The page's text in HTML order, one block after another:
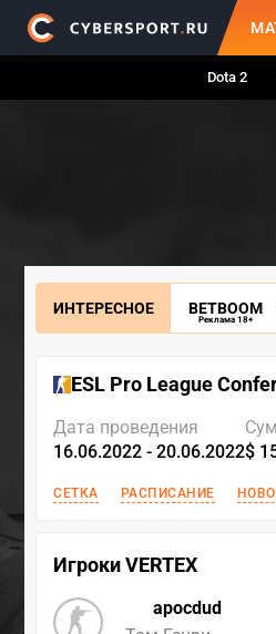
Dota 2
ИНТЕРЕСНОЕ BETBOOM
Реклама 18+
ESL Pro League
Дата проведения
16.06.2022 - 20.06.2022$
СЕТКА РАСПИСАНИЕ
Игроки VERTEX
apocdud